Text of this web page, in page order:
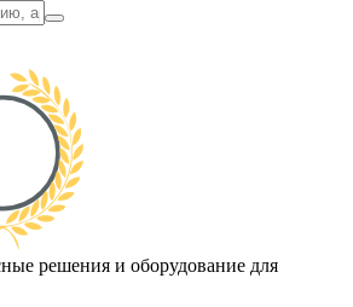
решения и оборудование для